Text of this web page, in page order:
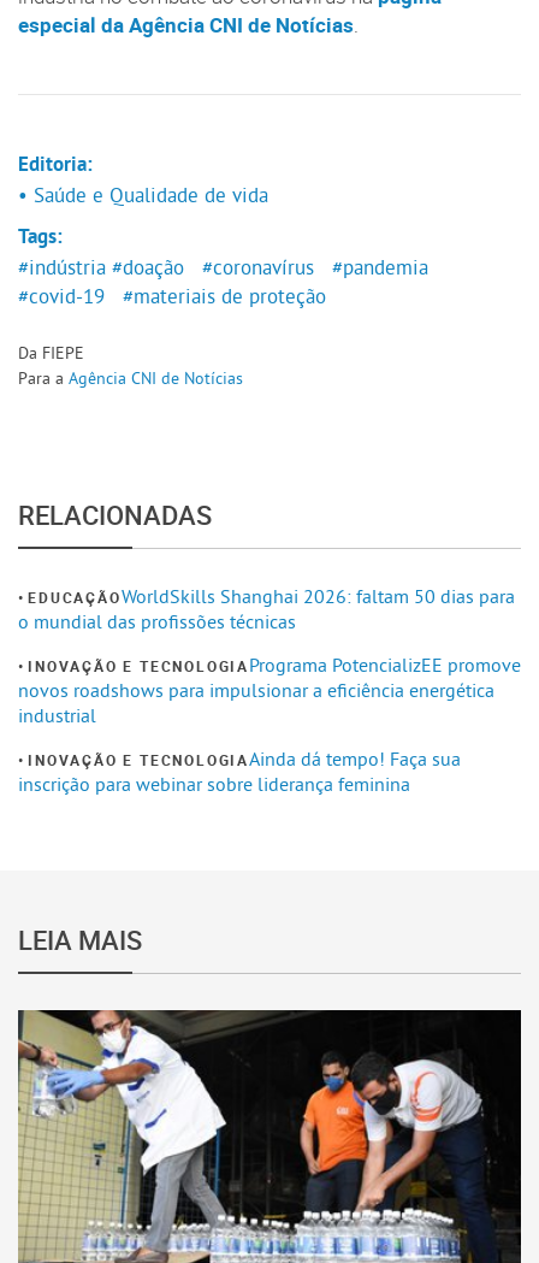
especial da Agência CNI de Notícias.
Editoria:
• Saúde e Qualidade de vida
Tags:
#indústria #doação #coronavírus
#pandemia
#covid-19
#materiais de proteção
Da FIEPE
Para a Agência CNI de Notícias
RELACIONADAS
EDUCAÇÃOWorldSkills Shanghai 2026: faltam 50 dias para
o mundial das profissões técnicas
INOVAÇÃO E TECNOLOGIAPrograma PotencializEE promove
novos roadshows para impulsionar a eficiência energética
industrial
INOVAÇÃO E TECNOLOGIAAinda dá tempo! Faça sua
inscrição para webinar sobre liderança feminina
LEIA MAIS